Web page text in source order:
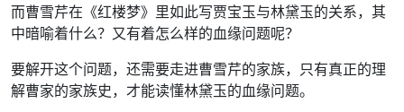
而曹雪芹在《红楼梦》里如此写贾宝玉与林黛玉的关系，其
中暗喻着什么？又有着怎么样的血缘问题呢？
要解开这个问题，还需要走进曹雪芹的家族，只有真正的理
解曹家的家族史，才能读懂林黛玉的血缘问题。